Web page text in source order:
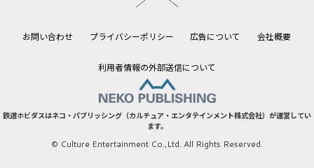
お問い合わせ プライバシーポリシー 広告について 会社概要
利用者情報の外部送信について
鉄道ホビダスはネコ・パブリッシング（カルチュア・エンタテインメント株式会社）が運営してい
ます。
© Culture Entertainment Co.,Ltd. All Rights Reserved.